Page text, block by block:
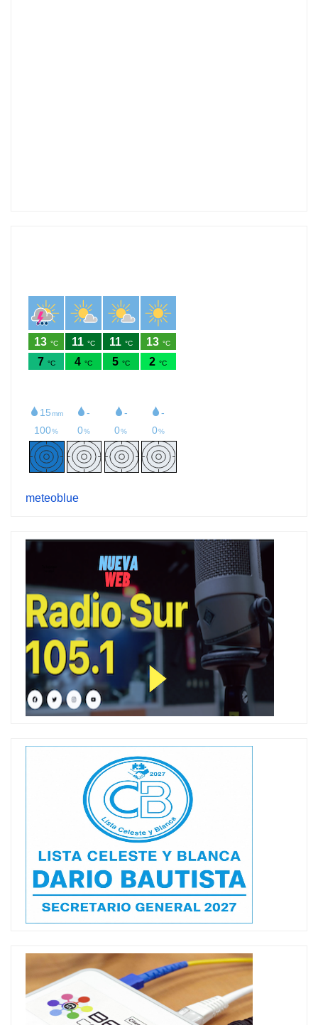
meteoblue